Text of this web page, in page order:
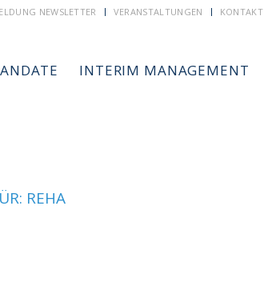
NEWSLETTER VERANSTALTUNGEN KONTAKT
INTERIM MANAGEMENT
REHA